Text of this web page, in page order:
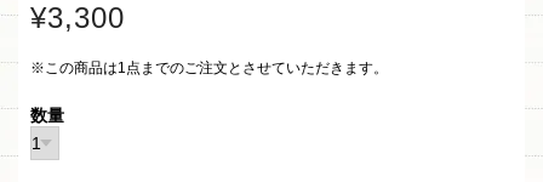
¥3,300
※この商品は1点までのご注文とさせていただきます。
数量